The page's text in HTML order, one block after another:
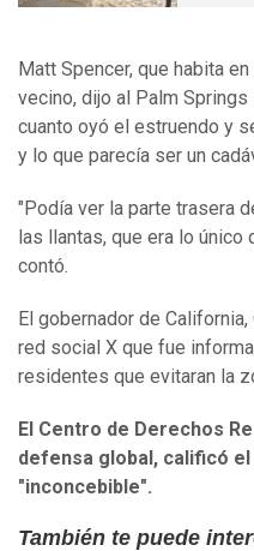
Matt Spencer, que habita
vecino, dijo al Palm
cuanto oyó el estruendo y
y lo que parecía ser un
"Podía ver la parte trasera
las llantas, que era lo único
contó.
El gobernador de
red social X que fue
residentes que evitaran la
El Centro de Derechos
defensa global, calificó
"inconcebible".
También te puede